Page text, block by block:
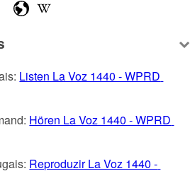
Listen La Voz 1440 - WPRD
Hören La Voz 1440 - WPRD
Reproduzir La Voz 1440 -